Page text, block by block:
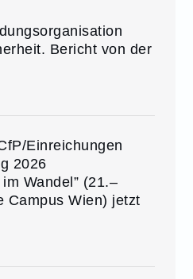
Bericht von der
Einreichungen
2026
Wandel” (21.–
Campus Wien) jetzt